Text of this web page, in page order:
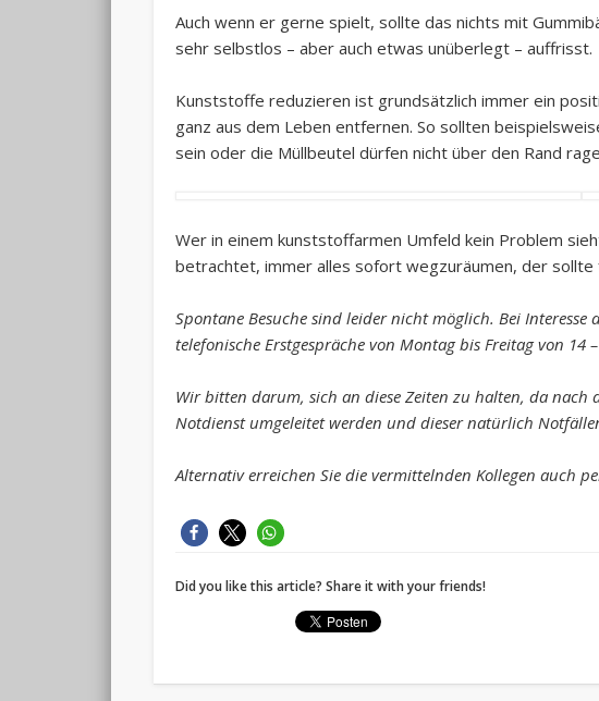
Auch wenn er gerne spielt, sollte das nichts mit
sehr selbstlos – aber auch etwas unüberlegt – auffrisst.
Kunststoffe reduzieren ist grundsätzlich immer ein
ganz aus dem Leben entfernen. So sollten
sein oder die Müllbeutel dürfen nicht über den Rand
Wer in einem kunststoffarmen Umfeld kein Problem
betrachtet, immer alles sofort wegzuräumen, der sollte
Spontane Besuche sind leider nicht möglich. Bei
telefonische Erstgespräche von Montag bis Freitag von
Wir bitten darum, sich an diese Zeiten zu halten, da nach
Notdienst umgeleitet werden und dieser natürlich
Alternativ erreichen Sie die vermittelnden Kollegen auch
Did you like this article? Share it with your friends!